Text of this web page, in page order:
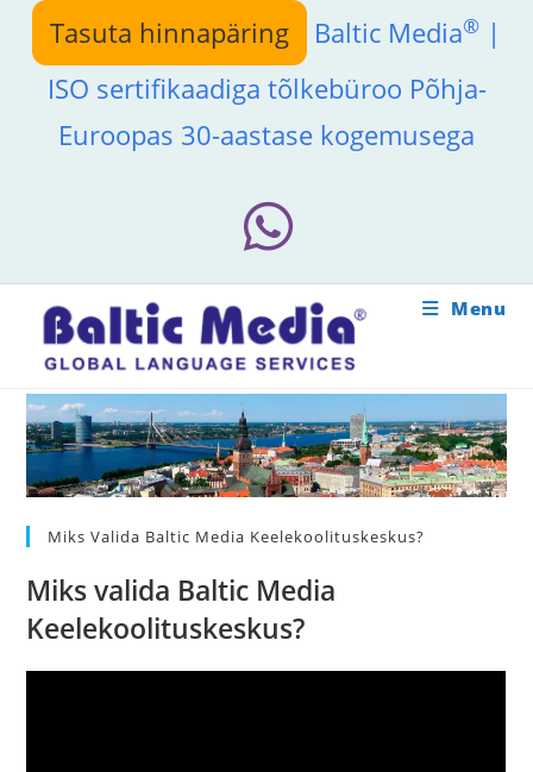
content
Tasuta hinnapäring Baltic Media® |
ISO sertifikaadiga tõlkebüroo Põhja-
Euroopas 30-aastase kogemusega
Menu
Miks Valida Baltic Media Keelekoolituskeskus?
Miks valida Baltic Media
Keelekoolituskeskus?